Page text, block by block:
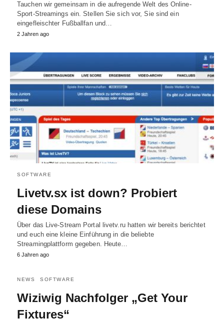
Tauchen wir gemeinsam in die aufregende Welt des Online-
Sport-Streamings ein. Stellen Sie sich vor, Sie sind ein
eingefleischter Fußballfan und…
2 Jahren ago
SOFTWARE
Livetv.sx ist down? Probiert
diese Domains
Über das Live-Stream Portal livetv.ru hatten wir bereits berichtet
und euch eine kleine Einführung in die beliebte
Streamingplattform gegeben. Heute…
6 Jahren ago
NEWS SOFTWARE
Wiziwig Nachfolger „Get Your
Fixtures“